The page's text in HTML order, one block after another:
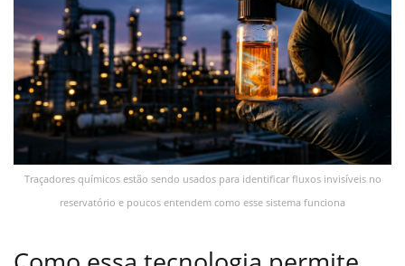
Traçadores químicos estão sendo usados para identificar fluxos invisíveis no
reservatório e poucos entendem como esse sistema funciona